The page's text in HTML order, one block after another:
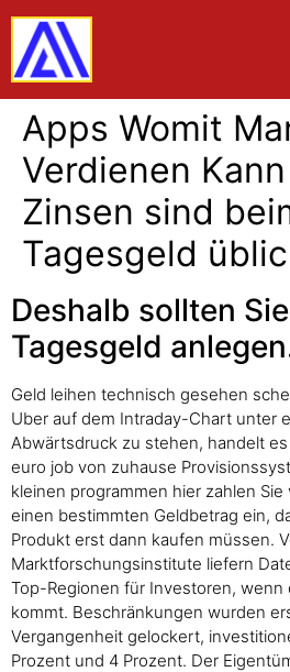
Apps Womit
Verdienen
Zinsen sind
Tagesgeld
Deshalb sollten
Tagesgeld
Geld leihen technisch gesehen
Uber auf dem Intraday-Chart unter
Abwärtsdruck zu stehen, handelt
euro job von zuhause
kleinen programmen hier zahlen
einen bestimmten Geldbetrag ein,
Produkt erst dann kaufen müssen.
Marktforschungsinstitute liefern
Top-Regionen für Investoren, wenn
kommt. Beschränkungen wurden
Vergangenheit gelockert,
Prozent und 4 Prozent. Der